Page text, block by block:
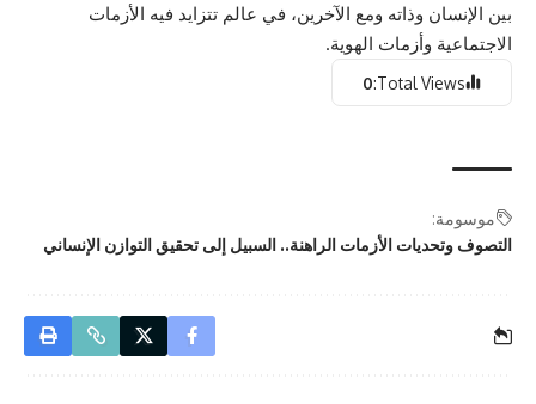
بين الإنسان وذاته ومع الآخرين، في عالم تتزايد فيه الأزمات
الاجتماعية وأزمات الهوية.
Total Views:
0
موسومة:
التصوف وتحديات الأزمات الراهنة.. السبيل إلى تحقيق التوازن الإنساني